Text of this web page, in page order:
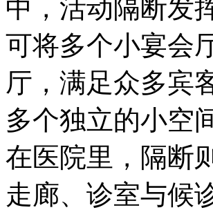
中，活动隔断发
可将多个小宴会
厅，满足众多宾
多个独立的小空
在医院里，隔断
走廊、诊室与候